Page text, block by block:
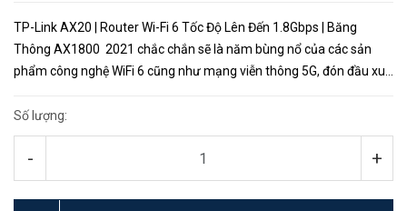
TP-Link AX20 | Router Wi-Fi 6 Tốc Độ Lên Đến 1.8Gbps | Băng
Thông AX1800 2021 chắc chắn sẽ là năm bùng nổ của các sản
phẩm công nghệ WiFi 6 cũng như mạng viễn thông 5G, đón đầu xu
Số lượng:
- +